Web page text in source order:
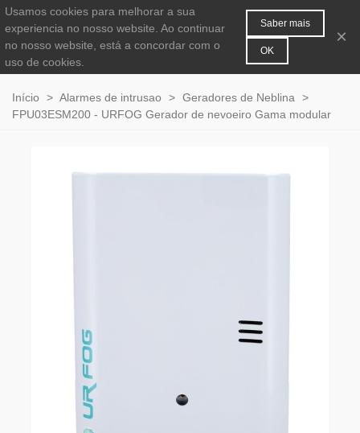
0
Início > Alarmes de intrusao > Geradores de Neblina
>
FPU03ESM200 - URFOG Gerador de nevoeiro Gama modular
Usamos cookies para melhorar a sua
experiencia no nosso website. Ao continuar
no nosso website, está a concordar com o
uso de cookies.
Saber mais
OK
×